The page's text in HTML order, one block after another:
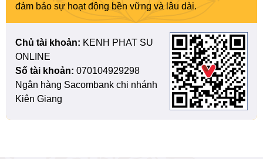
đảm bảo sự hoạt động bền vững và lâu dài.
Chủ tài khoản: KENH PHAT SU
ONLINE
Số tài khoản: 070104929298
Ngân hàng Sacombank chi nhánh
Kiên Giang